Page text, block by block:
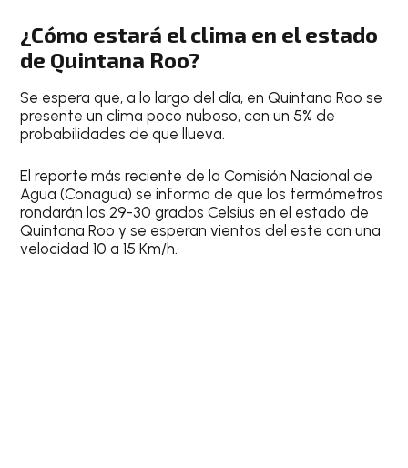
¿Cómo estará el clima en el estado
de Quintana Roo?
Se espera que, a lo largo del día, en Quintana Roo se
presente un clima poco nuboso, con un5% de
probabilidades de que llueva.
El reporte más reciente de laComisión Nacional de
Agua (Conagua) se informa de que los termómetros
rondarán los 29-30 grados Celsius en el estado de
Quintana Roo y se esperan vientos del este con una
velocidad 10 a 15 Km/h.